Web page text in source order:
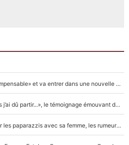
F1 - Alpine signe un accord «impensable» et va entrer dans une nouvelle dimension : Grande nouvelle pour Pierre Gasly !
F1 : « Je lui ai fait un câlin, puis j’ai dû partir...», le témoignage émouvant de Max Verstappen sur sa fille
F1 : Charles Leclerc surpris par les paparazzis avec sa femme, les rumeurs étaient vraies !